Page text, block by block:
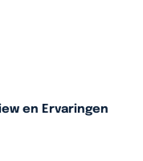
en Ervaringen